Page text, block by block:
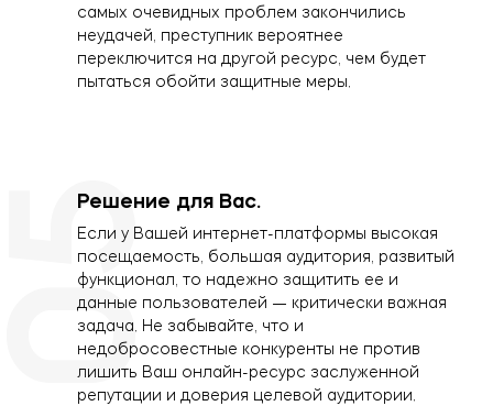
самых очевидных проблем закончились
неудачей, преступник вероятнее
переключится на другой ресурс, чем будет
пытаться обойти защитные меры.
Решение для Вас.
Если у Вашей интернет-платформы высокая
посещаемость, большая аудитория, развитый
функционал, то надежно защитить ее и
данные пользователей — критически важная
задача. Не забывайте, что и
недобросовестные конкуренты не против
лишить Ваш онлайн-ресурс заслуженной
репутации и доверия целевой аудитории.
05